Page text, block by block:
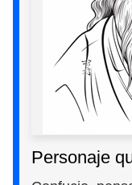
Personaje